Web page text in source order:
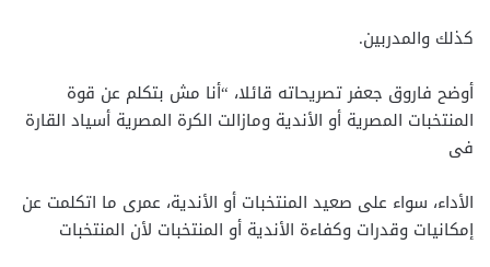
كذلك والمدربين.
أوضح فاروق جعفر تصريحاته قائلا، “أنا مش بتكلم عن قوة
المنتخبات المصرية أو الأندية ومازالت الكرة المصرية أسياد القارة
فى
الأداء، سواء على صعيد المنتخبات أو الأندية، عمرى ما اتكلمت عن
إمكانيات وقدرات وكفاءة الأندية أو المنتخبات لأن المنتخبات